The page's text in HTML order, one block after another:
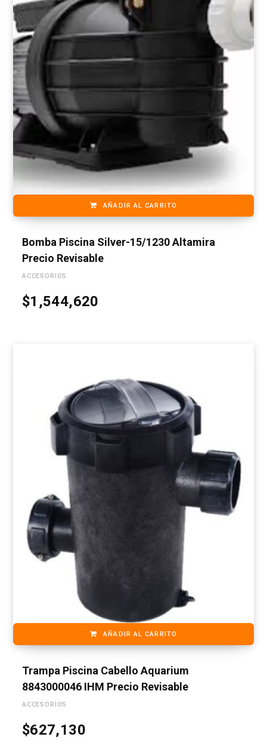
AÑADIR AL CARRITO
Bomba Piscina Silver-15/1230 Altamira
Precio Revisable
ACCESORIOS
$1,544,620
AÑADIR AL CARRITO
Trampa Piscina Cabello Aquarium
8843000046 IHM Precio Revisable
ACCESORIOS
$627,130